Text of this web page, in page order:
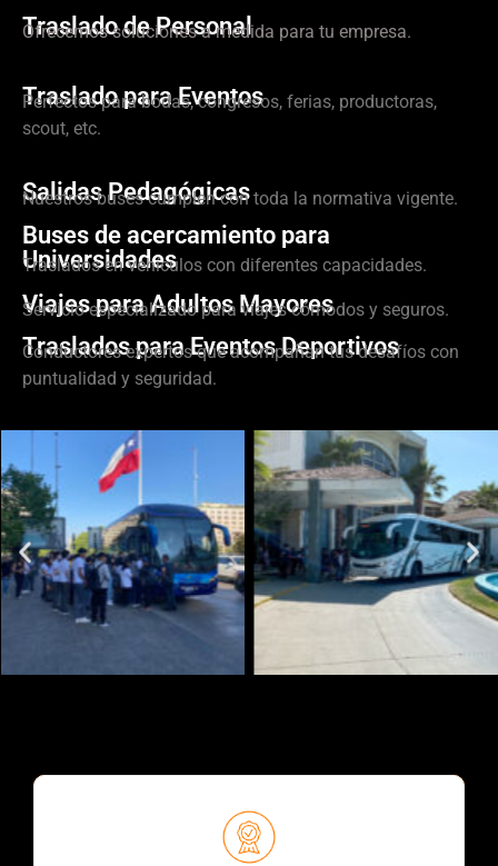
Traslado de Personal
Ofrecemos soluciones a medida para tu empresa.
Traslado para Eventos
Perfectos para bodas, congresos, ferias, productoras,
scout, etc.
Salidas Pedagógicas
Nuestros buses cumplen con toda la normativa vigente.
Buses de acercamiento para
Universidades
Traslados en vehículos con diferentes capacidades.
Viajes para Adultos Mayores
Servicio especializado para viajes cómodos y seguros.
Traslados para Eventos Deportivos
Conductores expertos que acompañan tus desafíos con
puntualidad y seguridad.